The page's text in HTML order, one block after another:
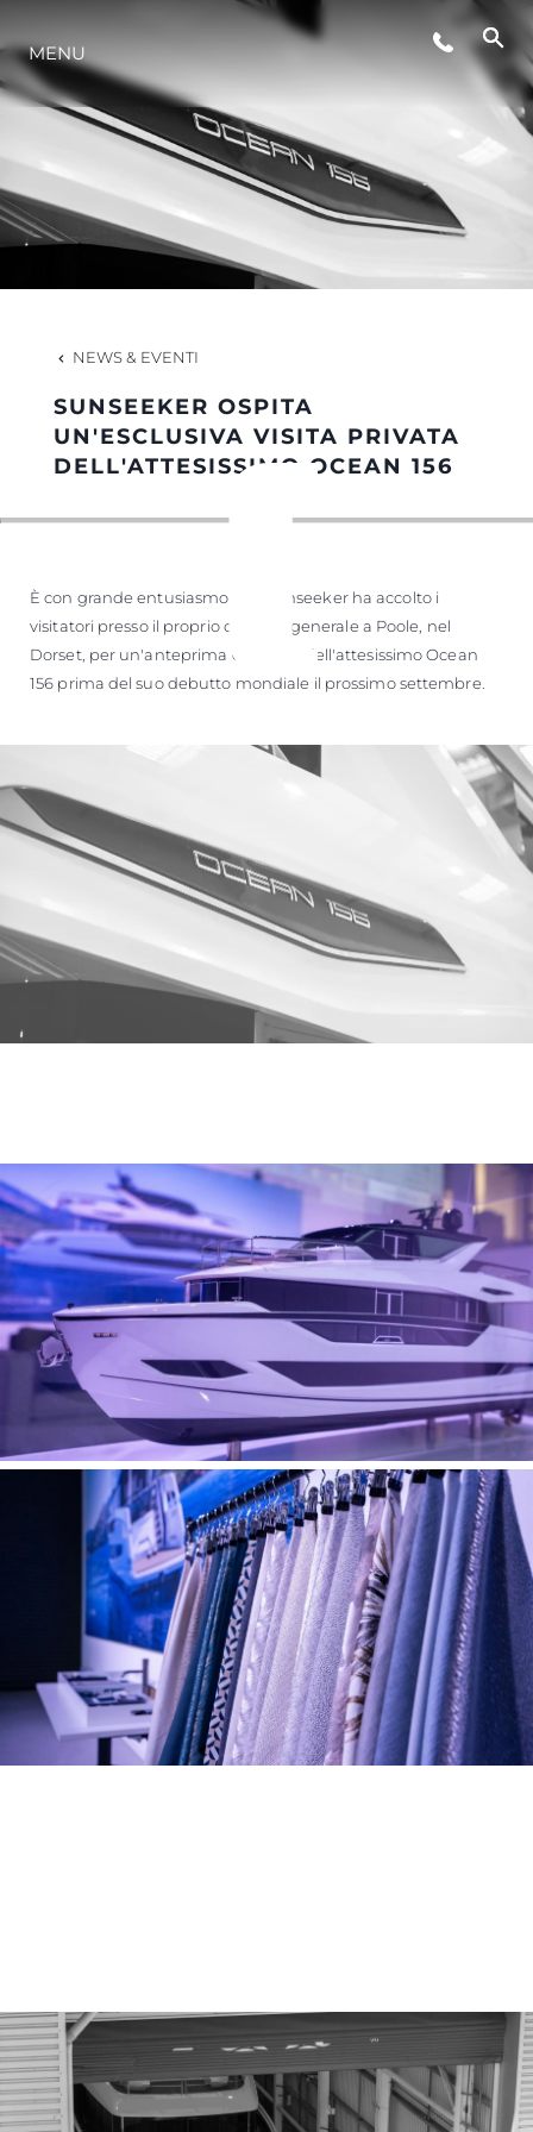
LIFESTYLE
INNOVAZIONE
L'AZIENDA
HERITAGE
VALUTA LA TUA IMBARCAZIONE
MENU
NEWS & EVENTI
SUNSEEKER OSPITA
UN'ESCLUSIVA VISITA PRIVATA
DELL'ATTESISSIMO OCEAN 156
È con grande entusiasmo che Sunseeker ha accolto i
visitatori presso il proprio quartier generale a Poole, nel
Dorset, per un'anteprima esclusiva dell'attesissimo Ocean
156 prima del suo debutto mondiale il prossimo settembre.